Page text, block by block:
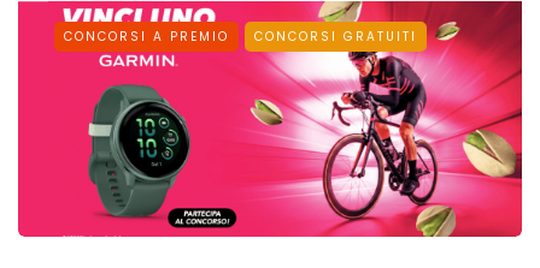
CONCORSI A PREMIO CONCORSI GRATUITI